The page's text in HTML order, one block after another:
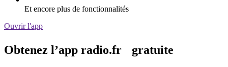
Et encore plus de fonctionnalités
Ouvrir l'app
Obtenez l’app radio.fr gratuite